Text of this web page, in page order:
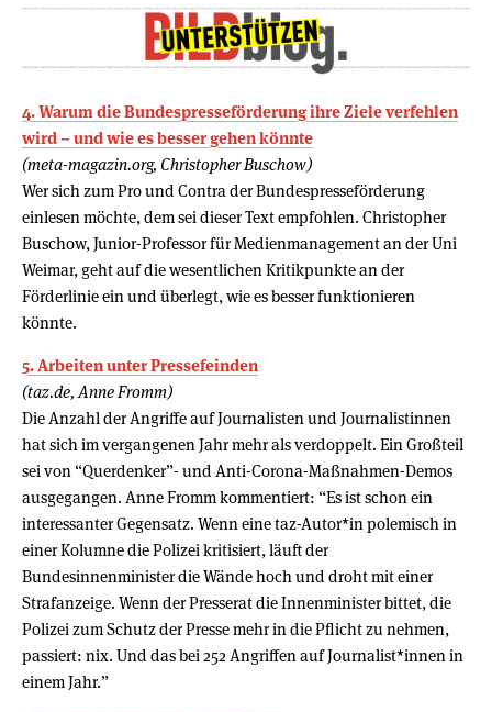
4. Warum die Bundespresseförderung ihre Ziele verfehlen
wird – und wie es besser gehen könnte
(meta-magazin.org, Christopher Buschow)
Wer sich zum Pro und Contra der Bundespresseförderung
einlesen möchte, dem sei dieser Text empfohlen. Christopher
Buschow, Junior-Professor für Medienmanagement an der Uni
Weimar, geht auf die wesentlichen Kritikpunkte an der
Förderlinie ein und überlegt, wie es besser funktionieren
könnte.
5. Arbeiten unter Pressefeinden
(taz.de, Anne Fromm)
Die Anzahl der Angriffe auf Jour­na­lis­ten und Journalistinnen
hat sich im vergangenen Jahr mehr als verdoppelt. Ein Großteil
sei von “Querdenker”- und Anti-Corona-Maßnahmen-Demos
ausgegangen. Anne Fromm kommentiert: “Es ist schon ein
interessanter Gegensatz. Wenn eine taz-Autor*in polemisch in
einer Kolumne die Polizei kritisiert, läuft der
Bundesinnenminister die Wände hoch und droht mit einer
Strafanzeige. Wenn der Presserat die Innenminister bittet, die
Polizei zum Schutz der Presse mehr in die Pflicht zu nehmen,
passiert: nix. Und das bei 252 Angriffen auf Journalist*innen in
einem Jahr.”